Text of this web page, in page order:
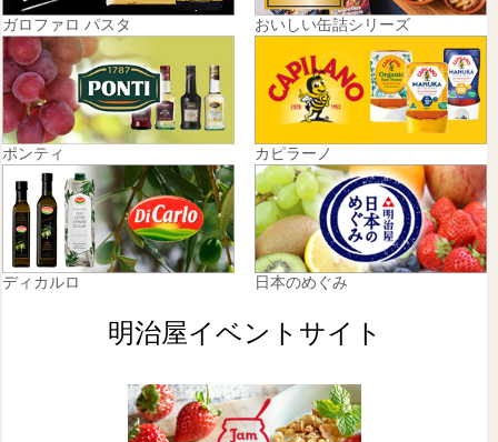
ガロファロ パスタ おいしい缶詰シリーズ
ポンティ カピラーノ
ディカルロ 日本のめぐみ
明治屋イベントサイト